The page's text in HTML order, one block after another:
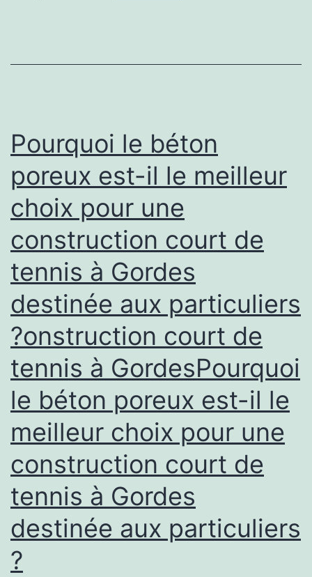
à
Gordes
améliore-
t-
elle
le
confort
d’un
usage
résidentiel
?
Pourquoi le béton
poreux est-il le meilleur
choix pour une
construction court de
tennis à Gordes
destinée aux particuliers
?onstruction court de
tennis à GordesPourquoi
le béton poreux est-il le
meilleur choix pour une
construction court de
tennis à Gordes
destinée aux particuliers
?